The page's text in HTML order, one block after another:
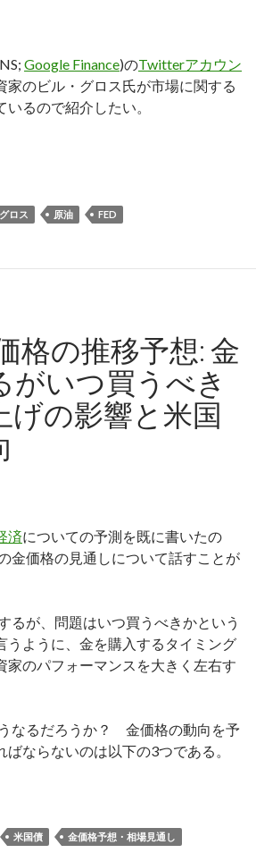
Google Finance)のTwitterアカウン
家のビル・グロス氏が市場に関する
るので紹介したい。
・グロス氏も原油価格反発を予想、
ロス 原油 FED
格の推移予想: 金
がいつ買うべき
の影響と米国
済についての予測を既に書いたの
金価格の見通しについて話すことが
るが、問題はいつ買うべきかという
うように、金を購入するタイミング
家のパフォーマンスを大きく左右す
なるだろうか？ 金価格の動向を予
ならないのは以下の3つである。
格の推移予想: 金は暴騰するがいつ
米国債 金価格予想・相場見通し